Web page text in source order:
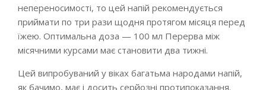
непереносимості, то цей напій рекомендується
приймати по три рази щодня протягом місяця перед
їжею. Оптимальна доза — 100 мл Перерва між
місячними курсами має становити два тижні.
Цей випробуваний у віках багатьма народами напій,
як бачимо, має і досить серйозні протипоказання.